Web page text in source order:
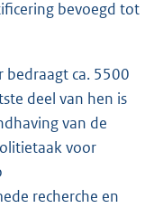
bevoegd tot
bedraagt ca. 5500
deel van hen is
van de
voor
recherche en